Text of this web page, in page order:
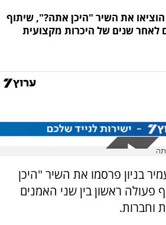
הוציאו את השיר "היכן אתה?", שיתוף
לאחר שנים של היכרות מקצועית
בניון פרסמו את השיר "היכן
ראשון בין שני האמנים
וחברות.